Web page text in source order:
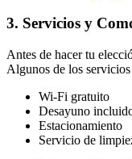
3. Servicios y
Antes de hacer tu
Algunos de los
Wi-Fi gratuito
Desayuno
Estacionamiento
Servicio de